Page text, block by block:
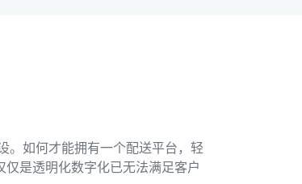
。如何才能拥有一个配送平台，轻
是透明化数字化已无法满足客户